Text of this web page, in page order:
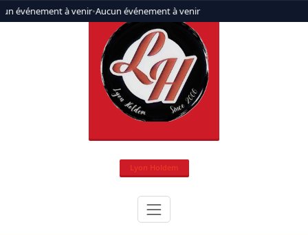
événement à venir•Aucun événement à venir
Aller
au
Lyon Holdem